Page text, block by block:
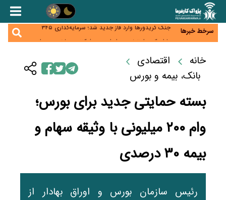
سرخط خبرها
زائران اربعین نگران ارز باقی‌مانده نباشند؛ خرید دینار در
جنگ کریدورها وارد فاز جدید شد؛ سرمایه‌گذاری ۳۴۵
میلیارد دلاری اوراسیا تا ۲۰۳۵
شبکه کمتر توسعه می‌یابد
جدید سیاست‌های مالیاتی در حمایت از تولید
معمای تأمین ۸۰ همت معوقات بازنشستگان؛ بانک رفاه
وارد میدان شد
خانه
اقتصادی
بانک، بیمه و بورس
بسته حمایتی جدید برای بورس؛
وام ۲۰۰ میلیونی با وثیقه سهام و
بیمه ۳۰ درصدی
رئیس سازمان بورس و اوراق بهادار از